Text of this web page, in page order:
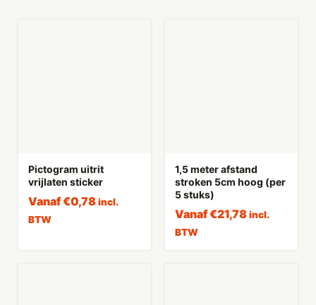
Pictogram uitrit
vrijlaten sticker
Vanaf€0,78 incl.
BTW
1,5 meter afstand
stroken 5cm hoog (per
5 stuks)
Vanaf€21,78 incl.
BTW